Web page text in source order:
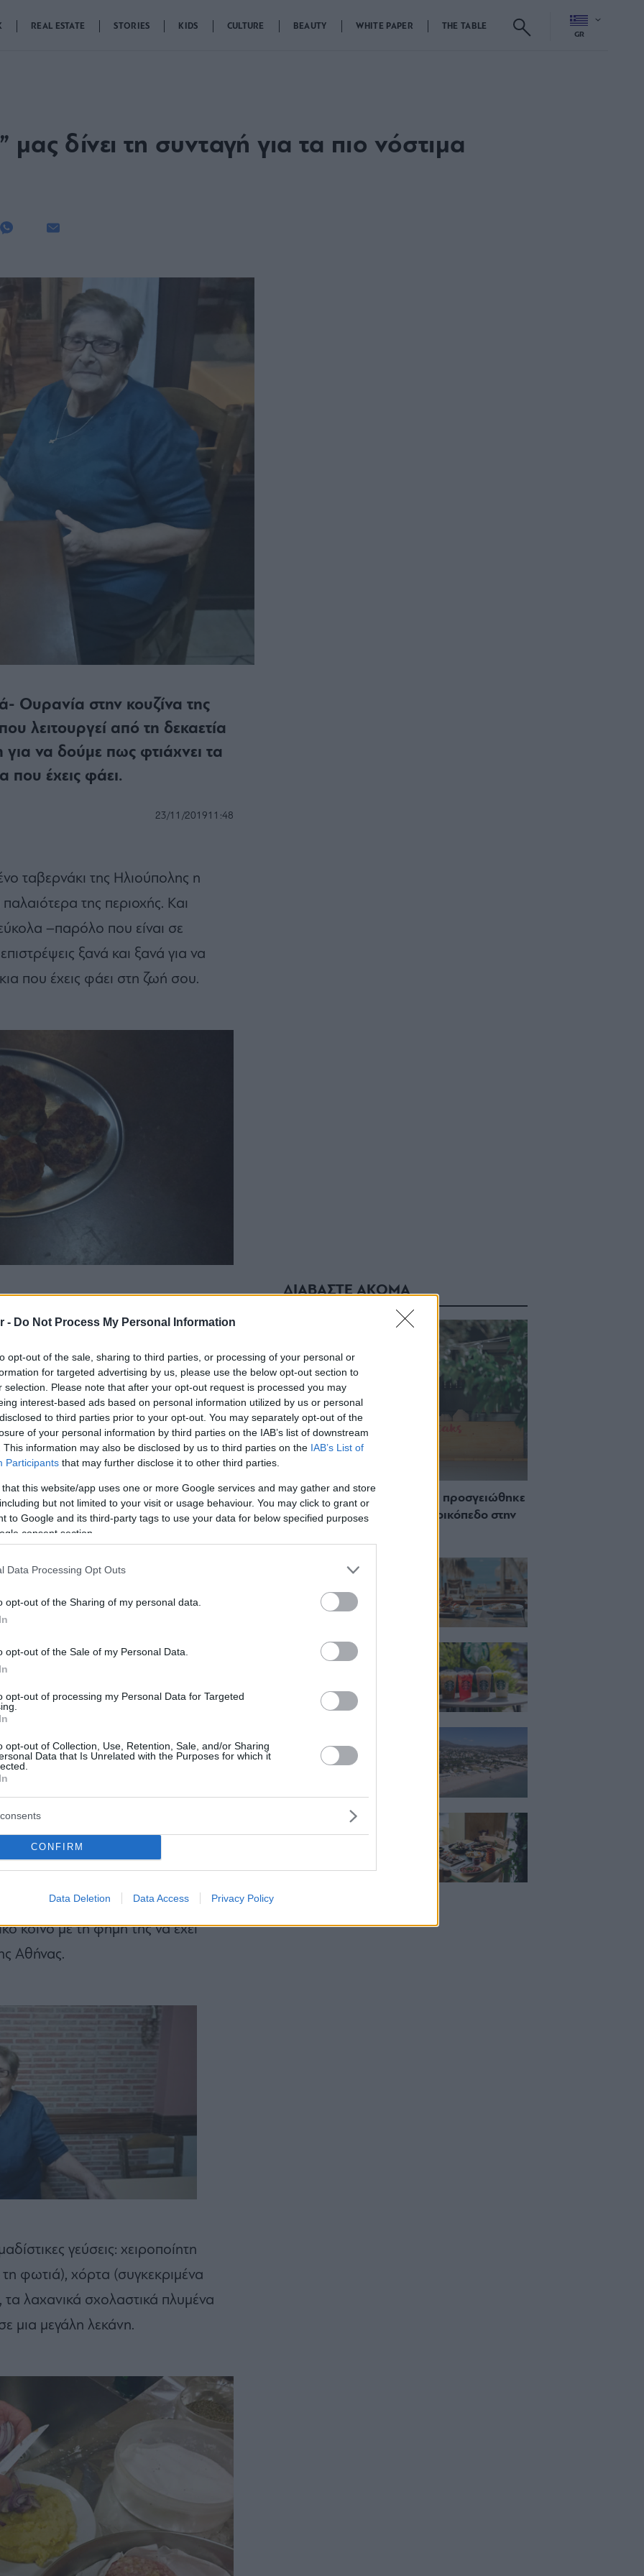
- Do Not Process My Personal Information
opt-out of the sale, sharing to third parties, or processing of your personal or
for targeted advertising by us, please use the below opt-out section to
selection. Please note that after your opt-out request is processed you may
interest-based ads based on personal information utilized by us or personal
to third parties prior to your opt-out. You may separately opt-out of the
of your personal information by third parties on the IAB’s list of downstream
This information may also be disclosed by us to third parties on the IAB’s List of
Participants that may further disclose it to other third parties.
that this website/app uses one or more Google services and may gather and store
but not limited to your visit or usage behaviour. You may click to grant or
to Google and its third-party tags to use your data for below specified purposes
consent section.
Data Processing Opt Outs
opt-out of the Sharing of my personal data.
opt-out of the Sale of my Personal Data.
opt-out of processing my Personal Data for Targeted
opt-out of Collection, Use, Retention, Sale, and/or Sharing
Data that Is Unrelated with the Purposes for which it
CONFIRM
Data Deletion Data Access Privacy Policy
REAL ESTATE STORIES KIDS CULTURE BEAUTY WHITE PAPER THE TABLE
GR
δίνει τη συνταγή για τα πιο νόστιμα
Ουρανία στην κουζίνα της
λειτουργεί από τη δεκαετία
να δούμε πως φτιάχνει τα
που έχεις φάει.
23/11/201911:48
ταβερνάκι της Ηλιούπολης η
παλαιότερα της περιοχής. Και
–παρόλο που είναι σε
ξανά και ξανά για να
που έχεις φάει στη ζωή σου.
με πλημμυρίζουν παιδικές
έξοδος για φαγητό με τη
στα μαγαζιά, αλλά και
από τη γειτονιά που μετά το
να μας αφήσουν να κάτσουμε για
χρόνια πέρασαν, κάποιες
παιδικές μυρωδιές που έχουν
Εξάλλου εκεί δεν επιστρέφεις
μαγαζί η αποστολή μου ήταν
για να μάθω όλα τα μυστικά για
που φτιάχνει η κυρία
κοινό με τη φήμη της να έχει
Αθήνας.
γεύσεις: χειροποίητη
φωτιά), χόρτα (συγκεκριμένα
τα λαχανικά σχολαστικά πλυμένα
μια μεγάλη λεκάνη.
ΔΙΑΒΑΣΤΕ ΑΚΟΜΑ
Staks: Πώς μια cool καντίνα προσγειώθηκε
(και ρίζωσε) σε ένα αθέατο οικόπεδο στην
Από brunch μέχρι δείπνο
δίπλα στο κύμα: Γιατί στο
φαγητό του
Περιπέτεια, χαλάρωση ή
δροσιά; Βρήκαμε το ρόφημα
Ξεμπλοκάρει η επένδυση
των 15 εκατ. – Η νέα εποχή
για την ιστορική πλαζ της
Νόστος Μεζέ: Μια σύγχρονη